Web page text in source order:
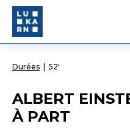
Durées 52'
ALBERT
À PART